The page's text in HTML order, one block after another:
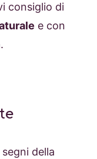
consiglio di
e con
della